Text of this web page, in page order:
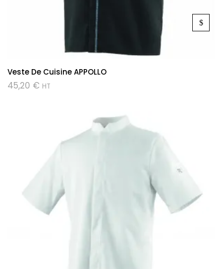
Veste De Cuisine APPOLLO
45,20 € HT